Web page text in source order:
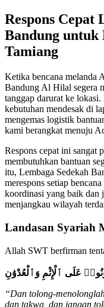
Respons Cepat
Bandung untuk
Tamiang
Ketika bencana melanda
Bandung Al Hilal segera
tanggap darurat ke lokasi.
kebutuhan mendesak di
mengemas logistik
kami berangkat menuju
Respons cepat ini sangat
membutuhkan bantuan
itu, Lembaga Sedekah
merespons setiap
koordinasi yang baik dan
menjangkau wilayah
Landasan Syariah
Allah SWT berfirman
عَلَى ٱلْإِثْمِ وَٱلْعُدْوَٰنِ
“Dan tolong-
dan takwa, dan jangan